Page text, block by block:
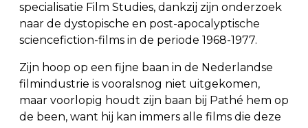
specialisatie Film Studies, dankzij zijn onderzoek
naar de dystopische en post-apocalyptische
sciencefiction-films in de periode 1968-1977.
Zijn hoop op een fijne baan in de Nederlandse
filmindustrie is vooralsnog niet uitgekomen,
maar voorlopig houdt zijn baan bij Pathé hem op
de been, want hij kan immers alle films die deze